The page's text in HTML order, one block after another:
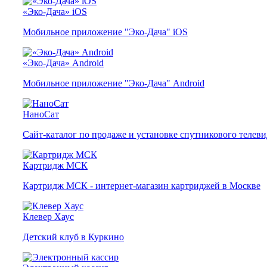
«Эко-Дача» iOS
Мобильное приложение "Эко-Дача" iOS
«Эко-Дача» Android
Мобильное приложение "Эко-Дача" Android
НаноСат
Сайт-каталог по продаже и установке спутникового
Картридж МСК
Картридж МСК - интернет-магазин картриджей в Москве
Клевер Хаус
Детский клуб в Куркино